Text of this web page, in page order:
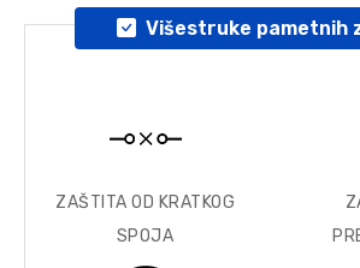
Višestruke pametnih
ZAŠTITA OD KRATKOG
SPOJA